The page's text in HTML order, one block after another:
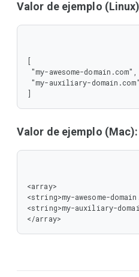
Valor de ejemplo
[
]
Valor de ejemplo (Mac):
<array>
<string>my-awesome-
<string>my-auxiliary-
</array>